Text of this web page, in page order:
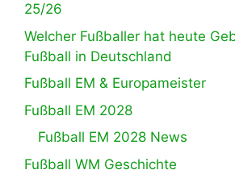
25/26
Welcher Fußballer hat heute
Fußball in Deutschland
Fußball EM & Europameister
Fußball EM 2028
Fußball EM 2028 News
Fußball WM Geschichte